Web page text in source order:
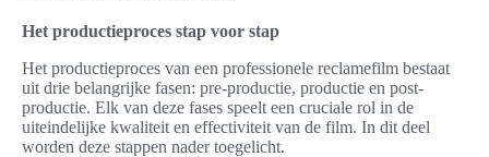
Het productieproces stap voor stap
Het productieproces van een professionele reclamefilm bestaat
uit drie belangrijke fasen: pre-productie, productie en post-
productie. Elk van deze fases speelt een cruciale rol in de
uiteindelijke kwaliteit en effectiviteit van de film. In dit deel
worden deze stappen nader toegelicht.